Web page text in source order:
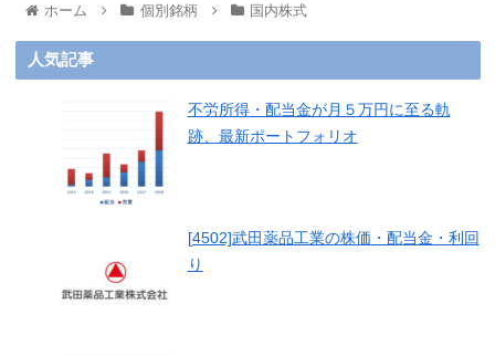
ホーム 個別銘柄 国内株式
人気記事
不労所得・配当金が月５万円に至る軌
跡、最新ポートフォリオ
[4502]武田薬品工業の株価・配当金・利回
り